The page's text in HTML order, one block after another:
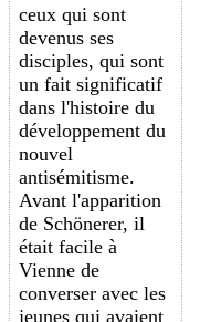
ceux qui sont
devenus ses
disciples, qui sont
un fait significatif
dans l'histoire du
développement du
nouvel
antisémitisme.
Avant l'apparition
de Schönerer, il
était facile à
Vienne de
converser avec les
jeunes qui avaient